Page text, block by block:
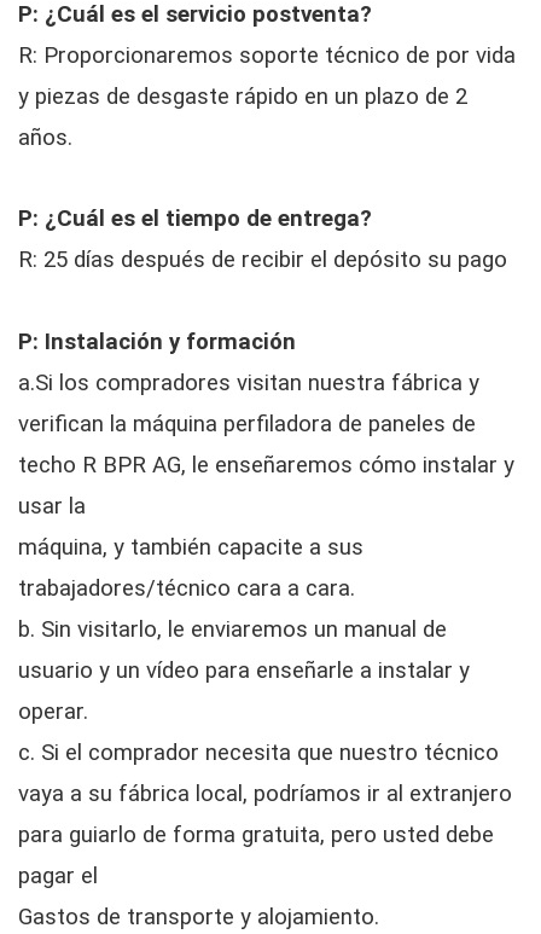
P: ¿Cuál es el servicio postventa?
R: Proporcionaremos soporte técnico de por vida
y piezas de desgaste rápido en un plazo de 2
años.
P: ¿Cuál es el tiempo de entrega?
R: 25 días después de recibir el depósito su pago
P: Instalación y formación
a.Si los compradores visitan nuestra fábrica y
verifican la máquina perfiladora de paneles de
techo R BPR AG, le enseñaremos cómo instalar y
usar la
máquina, y también capacite a sus
trabajadores/técnico cara a cara.
b. Sin visitarlo, le enviaremos un manual de
usuario y un vídeo para enseñarle a instalar y
operar.
c. Si el comprador necesita que nuestro técnico
vaya a su fábrica local, podríamos ir al extranjero
para guiarlo de forma gratuita, pero usted debe
pagar el
Gastos de transporte y alojamiento.